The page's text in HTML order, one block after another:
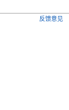
反馈意见